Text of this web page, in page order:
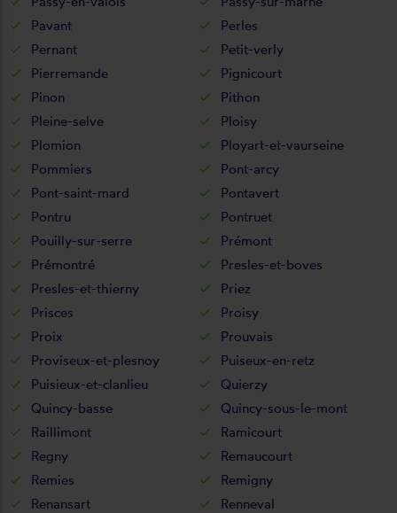
Pavant
Perles
Pernant
Petit-verly
Pierremande
Pignicourt
Pinon
Pithon
Pleine-selve
Ploisy
Plomion
Ployart-et-vaurseine
Pommiers
Pont-arcy
Pont-saint-mard
Pontavert
Pontru
Pontruet
Pouilly-sur-serre
Prémont
Prémontré
Presles-et-boves
Presles-et-thierny
Priez
Prisces
Proisy
Proix
Prouvais
Proviseux-et-plesnoy
Puiseux-en-retz
Puisieux-et-clanlieu
Quierzy
Quincy-basse
Quincy-sous-le-mont
Raillimont
Ramicourt
Regny
Remaucourt
Remies
Remigny
Renansart
Renneval